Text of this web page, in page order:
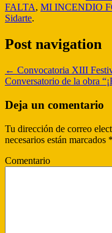
FALTA, MI INCENDIO
Sidarte.
Post navigation
← Convocatoria XIII
Conversatorio de la obra
Deja un comentario
Tu dirección de correo
necesarios están marcados *
Comentario